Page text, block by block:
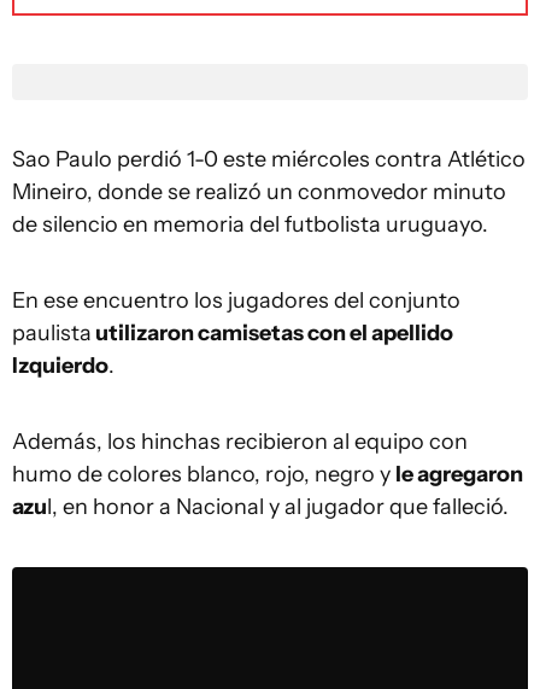
Sao Paulo perdió 1-0 este miércoles contra Atlético
Mineiro, donde se realizó un conmovedor minuto
de silencio en memoria del futbolista uruguayo.
En ese encuentro los jugadores del conjunto
paulista utilizaron camisetas con el apellido
Izquierdo.
Además, los hinchas recibieron al equipo con
humo de colores blanco, rojo, negro y le agregaron
azul, en honor a Nacional y al jugador que falleció.